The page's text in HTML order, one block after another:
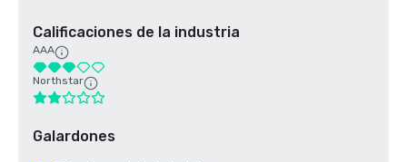
Calificaciones de la industria
AAA
Northstar
Galardones